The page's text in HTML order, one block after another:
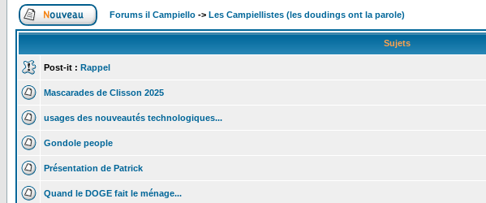
Forums il Campiello -> Les Campiellistes (les doudings ont la parole)
Sujets
Post-it : Rappel
Mascarades de Clisson 2025
usages des nouveautés technologiques...
Gondole people
Présentation de Patrick
Quand le DOGE fait le ménage...